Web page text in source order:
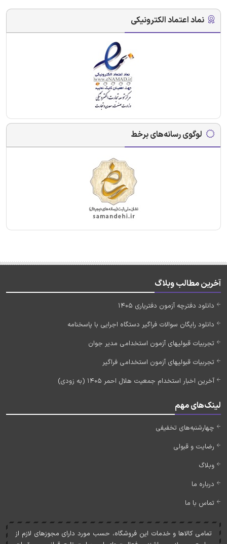
نماد اعتماد الکترونیکی
لوگوی رسانه‌های برخط
آخرین مطالب وبلاگ
دانلود دفترچه آزمون دفتریاری 1405
دانلود رایگان سوالات فراگیر دستگاه اجرایی با پاسخنامه
تجربیات قبولیهای آزمون استخدامی مدیر جوان
تجربیات قبولیهای آزمون استخدامی فراگیر
آخرین اخبار استخدام جمعیت هلال احمر 1405 (به زودی)
لینک‌های مهم
چهارشنبه‌های تخفیفی
رضایت و قبولی
وبلاگ
درباره ما
تماس با ما
تمامی کالاها و خدمات اين فروشگاه، حسب مورد دارای مجوزهای لازم از